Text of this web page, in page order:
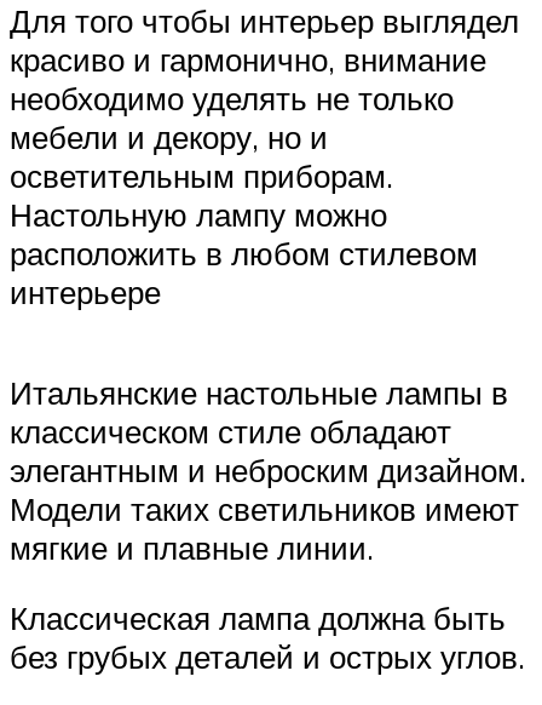
Для того чтобы интерьер выглядел
красиво и гармонично, внимание
необходимо уделять не только
мебели и декору, но и
осветительным приборам.
Настольную лампу можно
расположить в любом стилевом
интерьере
Итальянские настольные лампы в
классическом стиле обладают
элегантным и неброским дизайном.
Модели таких светильников имеют
мягкие и плавные линии.
Классическая лампа должна быть
без грубых деталей и острых углов.